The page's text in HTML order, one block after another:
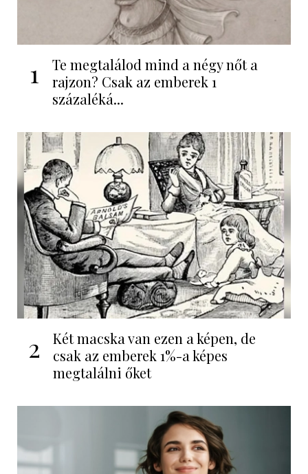
1
Te megtalálod mind a négy nőt a
rajzon? Csak az emberek 1
százaléká...
2
Két macska van ezen a képen, de
csak az emberek 1%-a képes
megtalálni őket